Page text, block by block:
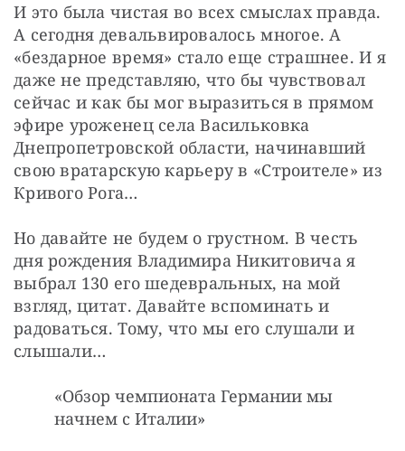
И это была чистая во всех смыслах правда.
А сегодня девальвировалось многое. А
«бездарное время» стало еще страшнее. И я
даже не представляю, что бы чувствовал
сейчас и как бы мог выразиться в прямом
эфире уроженец села Васильковка
Днепропетровской области, начинавший
свою вратарскую карьеру в «Строителе» из
Кривого Рога…
Но давайте не будем о грустном. В честь
дня рождения Владимира Никитовича я
выбрал 130 его шедевральных, на мой
взгляд, цитат. Давайте вспоминать и
радоваться. Тому, что мы его слушали и
слышали…
«Обзор чемпионата Германии мы
начнем с Италии»